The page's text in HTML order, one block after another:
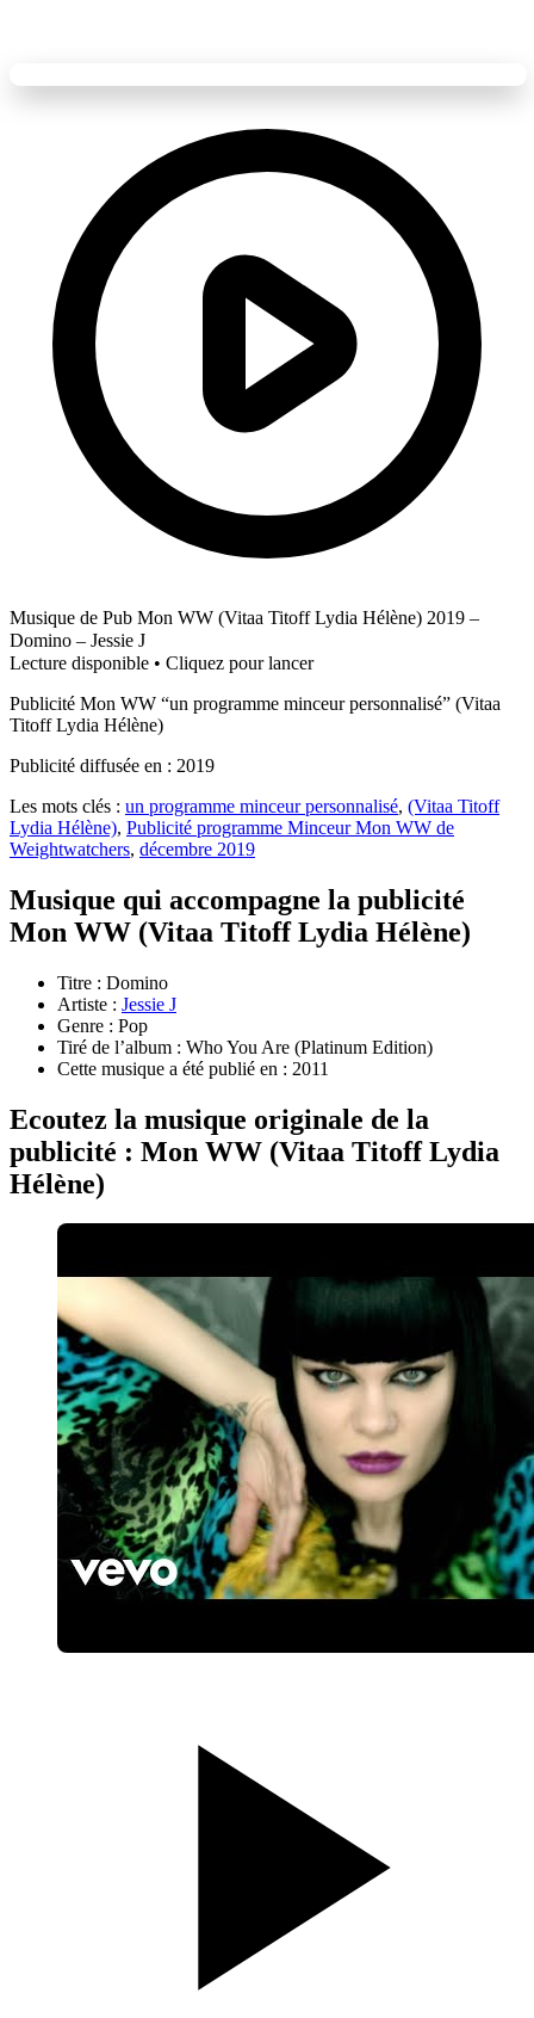
Musique de Pub Mon WW (Vitaa Titoff Lydia Hélène) 2019 –
Domino – Jessie J
Lecture disponible • Cliquez pour lancer
Publicité Mon WW “un programme minceur personnalisé” (Vitaa
Titoff Lydia Hélène)
Publicité diffusée en : 2019
Les mots clés : un programme minceur personnalisé, (Vitaa Titoff
Lydia Hélène), Publicité programme Minceur Mon WW de
Weightwatchers, décembre 2019
Musique qui accompagne la publicité
Mon WW (Vitaa Titoff Lydia Hélène)
Titre : Domino
Artiste : Jessie J
Genre : Pop
Tiré de l’album : Who You Are (Platinum Edition)
Cette musique a été publié en : 2011
Ecoutez la musique originale de la
publicité : Mon WW (Vitaa Titoff Lydia
Hélène)